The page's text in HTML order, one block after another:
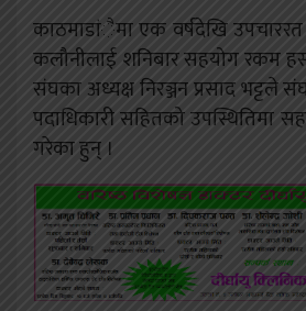
काठमाडांैमा एक वर्षदेखि
कलौनीलाई शनिबार सहयोग रकम
संघका अध्यक्ष निरञ्जन प्रसाद भट्टले
पदाधिकारी सहितको उपस्थितिमा
गरेका हुन् ।